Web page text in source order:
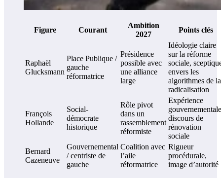
Figure Courant
Ambition
2027
Points clés
Raphaël
Glucksmann
Place Publique /
gauche
réformatrice
Présidence
possible avec
une alliance
large
Idéologie claire
sur la réforme
sociale,
envers les
algorithmes de la
radicalisation
François
Hollande
Social-
démocrate
historique
Rôle pivot
dans un
rassemblement
réformiste
Expérience
discours de
rénovation
sociale
Bernard
Cazeneuve
Gouvernemental
/ centriste de
gauche
Coalition avec
l’aile
réformatrice
Rigueur
procédurale,
image d’autorité